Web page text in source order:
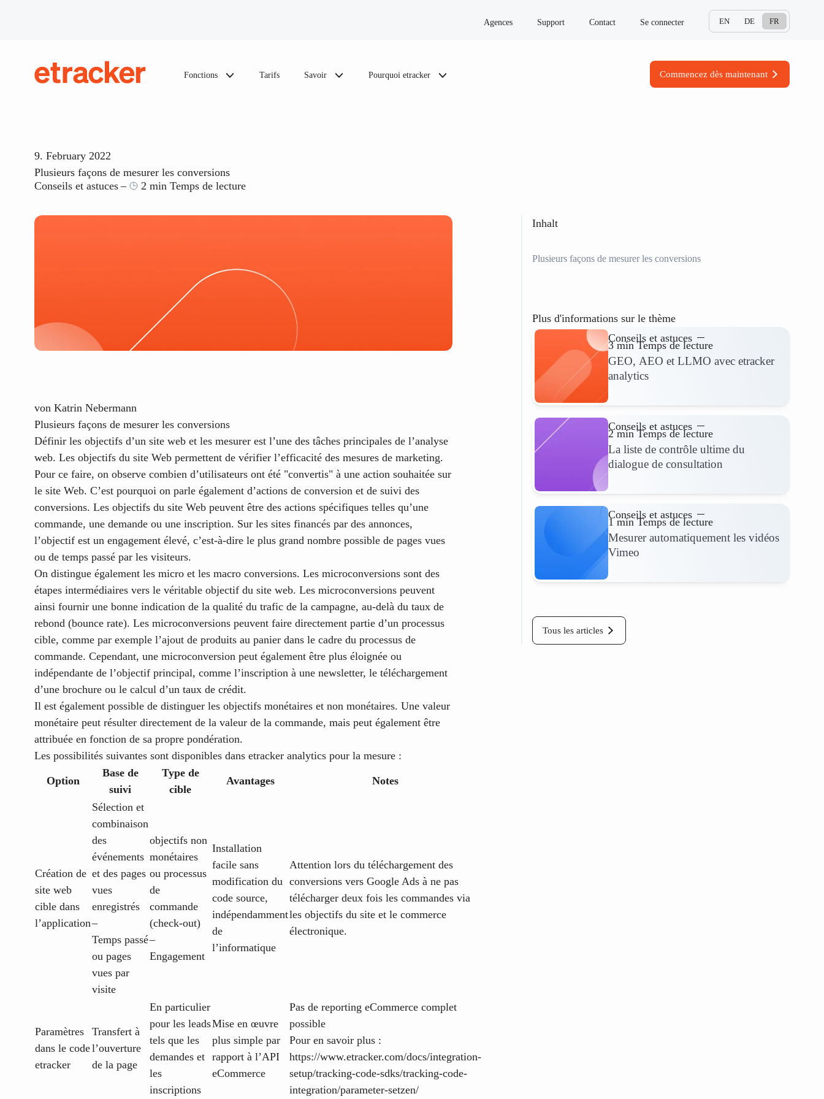
Fonctions Tarifs Savoir Pourquoi etracker Commencez dès maintenant
Agences Support Contact Se connecter EN DE FR
9. February 2022
Plusieurs façons de mesurer les conversions
Conseils et astuces
2 min Temps de lecture
von Katrin Nebermann
Plusieurs façons de mesurer les conversions
Définir les objectifs d’un site web et les mesurer est l’une des tâches principales de l’analyse
web. Les objectifs du site Web permettent de vérifier l’efficacité des mesures de marketing.
Pour ce faire, on observe combien d’utilisateurs ont été "convertis" à une action souhaitée sur
le site Web. C’est pourquoi on parle également d’actions de conversion et de suivi des
conversions. Les objectifs du site Web peuvent être des actions spécifiques telles qu’une
commande, une demande ou une inscription. Sur les sites financés par des annonces,
l’objectif est un engagement élevé, c’est-à-dire le plus grand nombre possible de pages vues
ou de temps passé par les visiteurs.
On distingue également les micro et les macro conversions. Les microconversions sont des
étapes intermédiaires vers le véritable objectif du site web. Les microconversions peuvent
ainsi fournir une bonne indication de la qualité du trafic de la campagne, au-delà du taux de
rebond (bounce rate). Les microconversions peuvent faire directement partie d’un processus
cible, comme par exemple l’ajout de produits au panier dans le cadre du processus de
commande. Cependant, une microconversion peut également être plus éloignée ou
indépendante de l’objectif principal, comme l’inscription à une newsletter, le téléchargement
d’une brochure ou le calcul d’un taux de crédit.
Il est également possible de distinguer les objectifs monétaires et non monétaires. Une valeur
monétaire peut résulter directement de la valeur de la commande, mais peut également être
attribuée en fonction de sa propre pondération.
Les possibilités suivantes sont disponibles dans etracker analytics pour la mesure :
Option
Base de
suivi
Type de
cible
Avantages Notes
Création de
site web
cible dans
l’application
Sélection et
combinaison
des
événements
et des pages
vues
enregistrés
–
Temps passé
ou pages
vues par
visite
objectifs non
monétaires
ou processus
de
commande
(check-out)
–
Engagement
Installation
facile sans
modification du
code source,
indépendamment
de
l’informatique
Attention lors du téléchargement des
conversions vers Google Ads à ne pas
télécharger deux fois les commandes via
les objectifs du site et le commerce
électronique.
Paramètres
dans le code
etracker
Transfert à
l’ouverture
de la page
En particulier
pour les leads
tels que les
demandes et
les
inscriptions
Mise en œuvre
plus simple par
rapport à l’API
eCommerce
Pas de reporting eCommerce complet
possible
Pour en savoir plus :
https://www.etracker.com/docs/integration-
setup/tracking-code-sdks/tracking-code-
integration/parameter-setzen/
Inhalt
Plusieurs façons de mesurer les conversions
Plus d'informations sur le thème
Conseils et astuces
3 min Temps de lecture
GEO, AEO et LLMO avec etracker
analytics
Conseils et astuces
2 min Temps de lecture
La liste de contrôle ultime du
dialogue de consultation
Conseils et astuces
1 min Temps de lecture
Mesurer automatiquement les vidéos
Vimeo
Tous les articles